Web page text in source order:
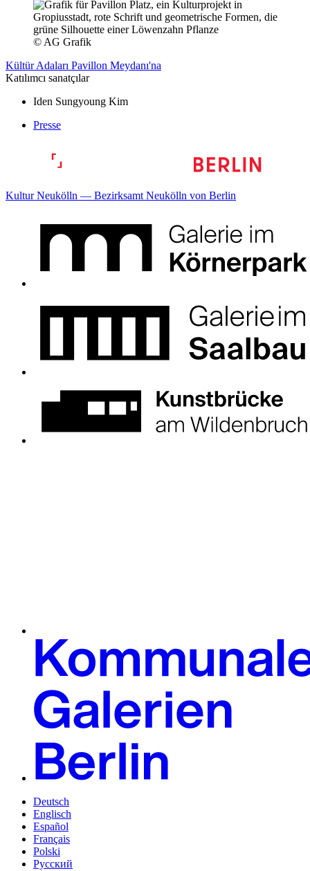
© AG Grafik
Kültür Adaları Pavillon Meydanı'na
Katılımcı sanatçılar
Iden Sungyoung Kim
Presse
Kultur Neukölln — Bezirksamt Neukölln von Berlin
Deutsch
Englisch
Español
Français
Polski
Русский